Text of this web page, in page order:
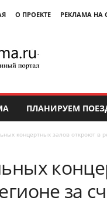
О ПРОЕКТЕ РЕКЛАМА НА
ПЛАНИРУЕМ
концертных залов откроют в
за